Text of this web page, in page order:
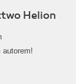
Helion
autorem!